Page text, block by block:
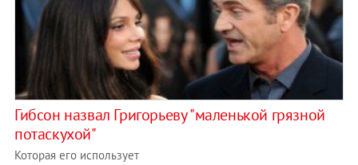
Гибсон назвал Григорьеву "маленькой грязной
потаскухой"
Которая его использует